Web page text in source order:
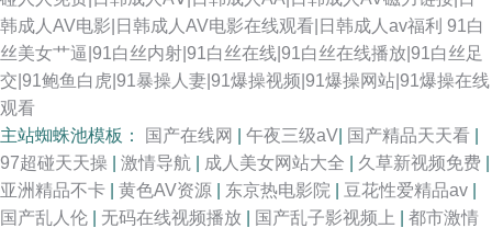
韩成人AV电影|日韩成人AV电影在线观看|日韩成人av福利 91白
丝美女艹逼|91白丝内射|91白丝在线|91白丝在线播放|91白丝足
交|91鲍鱼白虎|91暴操人妻|91爆操视频|91爆操网站|91爆操在线
观看
主站蜘蛛池模板：
国产在线网 午夜三级aV 国产精品天天看
97超碰天天操
激情导航 成人美女网站大全 久草新视频免费
亚洲精品不卡
黄色AV资源 东京热电影院 豆花性爱精品av
国产乱人伦
无码在线视频播放 国产乱子影视频上
都市激情